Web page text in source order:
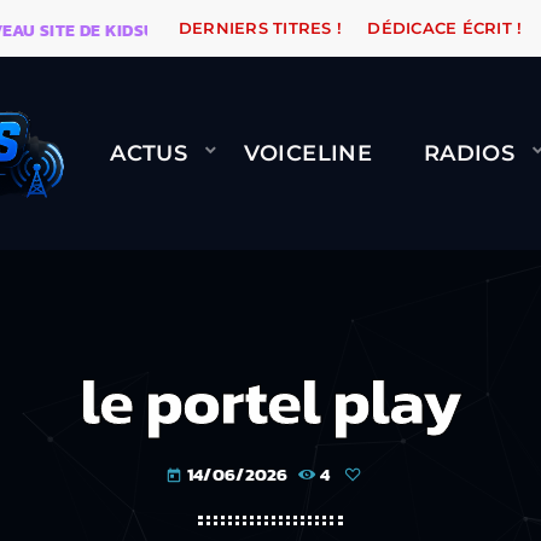
DE KIDSUNE WARÉTRO ORANGE ROAD QUI
DERNIERS TITRES ! DÉDICACE ÉCRIT !
ACTUS VOICELINE RADIOS
le portel play
today 14/06/2026 4